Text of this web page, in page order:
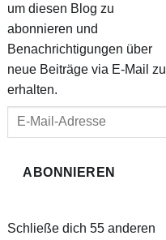
um diesen Blog zu
abonnieren und
Benachrichtigungen über
neue Beiträge via E-Mail zu
erhalten.
ABONNIEREN
Schließe dich 55 anderen